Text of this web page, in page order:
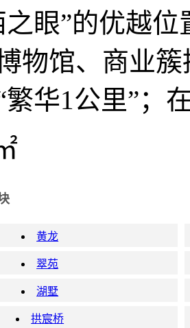
之眼”的优越
物馆、商业
繁华1公里”；
黄龙
翠苑
湖墅
拱宸桥